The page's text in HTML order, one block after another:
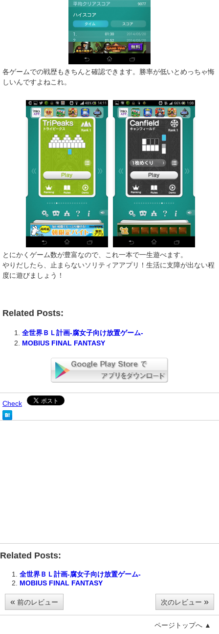
各ゲームでの戦歴もきちんと確認できます。勝率が低いとめっちゃ悔
しいんですよねこれ。
とにかくゲーム数が豊富なので、これ一本で一生遊べます。
やりだしたら、止まらないソリティアアプリ！生活に支障が出ない程
度に遊びましょう！
Related Posts:
全世界ＢＬ計画-腐女子向け放置ゲーム-
MOBIUS FINAL FANTASY
Check
Related Posts:
全世界ＢＬ計画-腐女子向け放置ゲーム-
MOBIUS FINAL FANTASY
« 前のレビュー 次のレビュー »
ページトップへ ▲